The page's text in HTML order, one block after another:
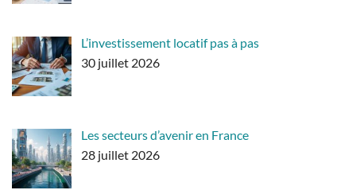
L’investissement locatif pas à pas
30 juillet 2026
Les secteurs d’avenir en France
28 juillet 2026